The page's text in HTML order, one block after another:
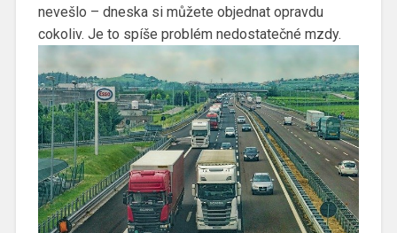
nevešlo – dneska si můžete objednat opravdu
cokoliv. Je to spíše problém nedostatečné mzdy.